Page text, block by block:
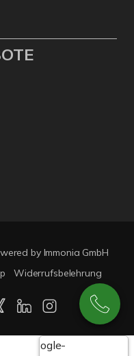
by Immonia GmbH
Widerrufsbelehrung
Google-